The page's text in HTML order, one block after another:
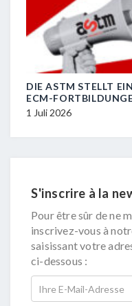
DIE ASTM STELLT
ECM-
1 Juli 2026
S'inscrire à la
Pour être sûr de ne
inscrivez-vous à
saisissant votre
ci-dessous :